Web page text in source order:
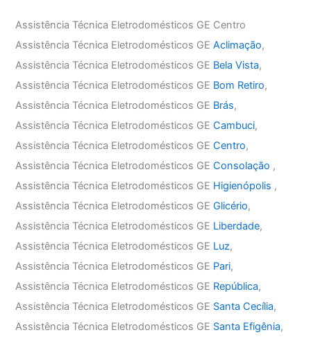
Assistência Técnica Eletrodomésticos GE Centro
Assistência Técnica Eletrodomésticos GEAclimação,
Assistência Técnica Eletrodomésticos GE Bela Vista,
Assistência Técnica Eletrodomésticos GE Bom Retiro,
Assistência Técnica Eletrodomésticos GE Brás,
Assistência Técnica Eletrodomésticos GECambuci,
Assistência Técnica Eletrodomésticos GECentro,
Assistência Técnica Eletrodomésticos GEConsolação ,
Assistência Técnica Eletrodomésticos GE Higienópolis ,
Assistência Técnica Eletrodomésticos GEGlicério,
Assistência Técnica Eletrodomésticos GE Liberdade,
Assistência Técnica Eletrodomésticos GE Luz,
Assistência Técnica Eletrodomésticos GE Pari,
Assistência Técnica Eletrodomésticos GE República,
Assistência Técnica Eletrodomésticos GE Santa Cecília,
Assistência Técnica Eletrodomésticos GE Santa Efigênia,